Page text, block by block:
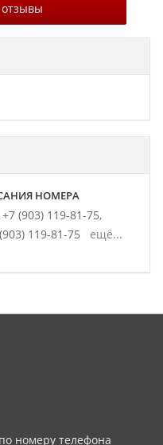
отзывы
НОМЕРА
+7 (903) 119-81-75,
119-81-75 ещё...
номеру телефона